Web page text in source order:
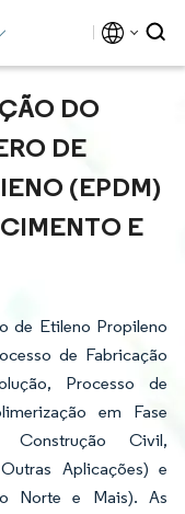
DO
DE
(EPDM)
E
de Etileno Propileno
de Fabricação
Processo de
em Fase
Construção Civil,
Aplicações) e
Norte e Mais). As